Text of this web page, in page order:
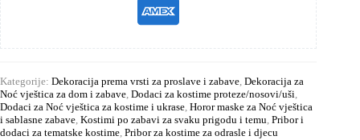
Kategorije: Dekoracija prema vrsti za proslave i zabave, Dekoracija za
Noć vještica za dom i zabave, Dodaci za kostime proteze/nosovi/uši,
Dodaci za Noć vještica za kostime i ukrase, Horor maske za Noć vještica
i sablasne zabave, Kostimi po zabavi za svaku prigodu i temu, Pribor i
dodaci za tematske kostime, Pribor za kostime za odrasle i djecu